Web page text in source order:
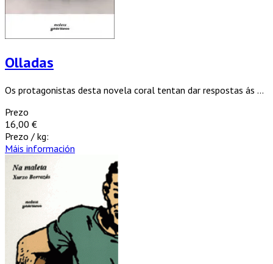
Olladas
Os protagonistas desta novela coral tentan dar respostas ás ...
Prezo
16,00 €
Prezo / kg:
Máis información